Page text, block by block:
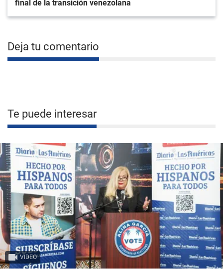
final de la transición venezolana
Deja tu comentario
Te puede interesar
VIDEO